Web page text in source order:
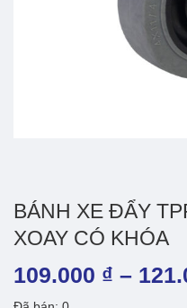
BÁNH XE ĐẨY
XOAY CÓ KHÓA
109.000 ₫ –